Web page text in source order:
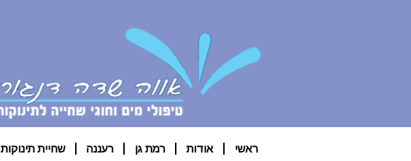
ראשי אודות רמת גן רעננה שחיית תינוקות